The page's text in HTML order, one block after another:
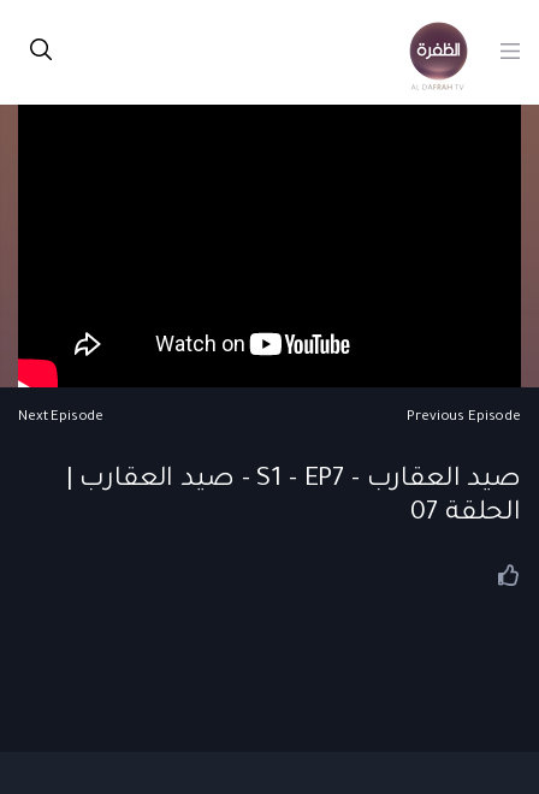
Previous Episode
Next Episode
صيد العقارب - S1 - EP7 - صيد العقارب |
الحلقة 07